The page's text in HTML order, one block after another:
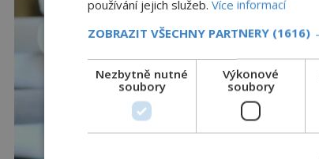
používání jejich služeb. Více informací
ZOBRAZIT VŠECHNY PARTNERY (1616)
Nezbytně nutné
soubory
Výkonové
soubory